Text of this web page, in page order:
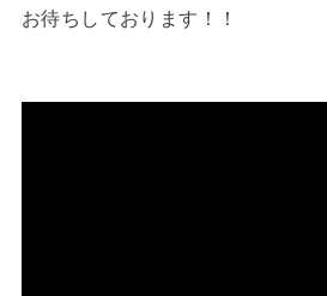
お待ちしております！！